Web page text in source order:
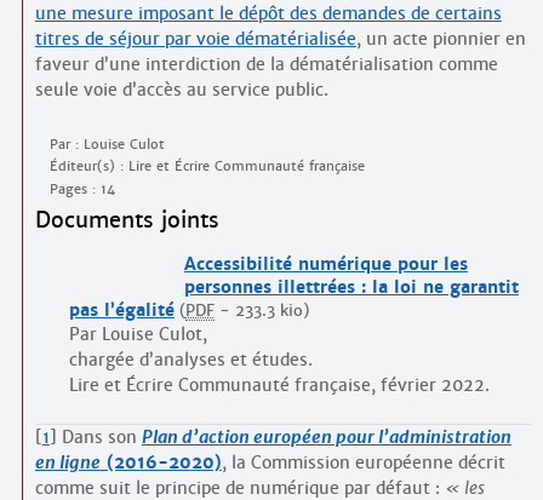
une mesure imposant le dépôt des demandes de certains
titres de séjour par voie dématérialisée, un acte pionnier en
faveur d’une interdiction de la dématérialisation comme
seule voie d’accès au service public.
Par : Louise Culot
Éditeur(s) : Lire et Écrire Communauté française
Pages : 14
Documents joints
Accessibilité numérique pour les
personnes illettrées : la loi ne garantit
pas l’égalité (PDF- 233.3 kio)
Par Louise Culot,
chargée d’analyses et études.
Lire et Écrire Communauté française, février 2022.
[1] Dans son Plan d’action européen pour l’administration
en ligne (2016-2020), la Commission européenne décrit
comme suit le principe de numérique par défaut :
les